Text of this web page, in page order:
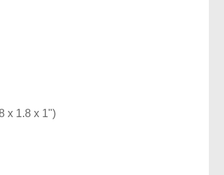
x 1.8 x 1")